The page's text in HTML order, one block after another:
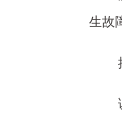
生故